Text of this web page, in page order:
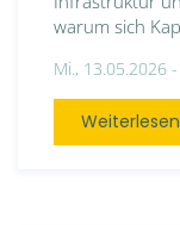
warum sich
Mi., 13.05.2026 -
Weiterlesen